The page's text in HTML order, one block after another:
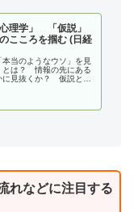
理学」 「仮説」
こころを掴む (日経
当のようなウソ」を見
とは？ 情報の先にある
に見抜くか？ 仮説と検
れなどに注目する